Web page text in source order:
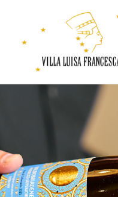
Villa
Luisa
Francesca